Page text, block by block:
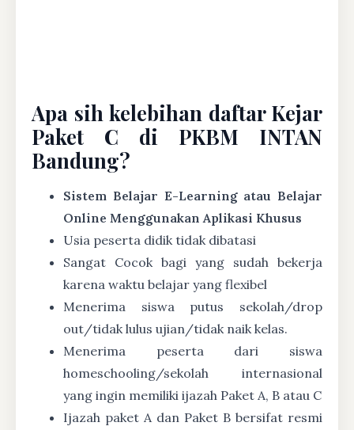
Apa sih kelebihan daftar Kejar
Paket C di PKBM INTAN
Bandung?
Sistem Belajar E-Learning atau Belajar
Online Menggunakan Aplikasi Khusus
Usia peserta didik tidak dibatasi
Sangat Cocok bagi yang sudah bekerja
karena waktu belajar yang flexibel
Menerima siswa putus sekolah/drop
out/tidak lulus ujian/tidak naik kelas.
Menerima peserta dari siswa
homeschooling/sekolah internasional
yang ingin memiliki ijazah Paket A, B atau C
Ijazah paket A dan Paket B bersifat resmi